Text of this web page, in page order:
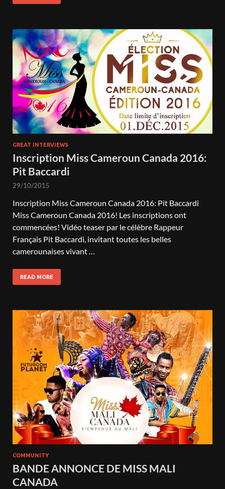
GREAT INTERVIEWS
Inscription Miss Cameroun Canada 2016:
Pit Baccardi
29/10/2015
Inscription Miss Cameroun Canada 2016: Pit Baccardi
Miss Cameroun Canada 2016! Les inscriptions ont
commencées! Vidéo teaser par le célèbre Rappeur
Français Pit Baccardi, invitant toutes les belles
camerounaises vivant …
READ MORE
COMMUNITY
BANDE ANNONCE DE MISS MALI
CANADA